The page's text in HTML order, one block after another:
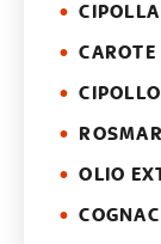
CAROTE
OLIO
COGNAC